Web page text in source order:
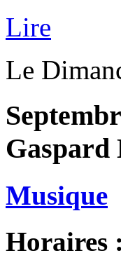
Lire
Le
Gaspard
Musique
Horaires